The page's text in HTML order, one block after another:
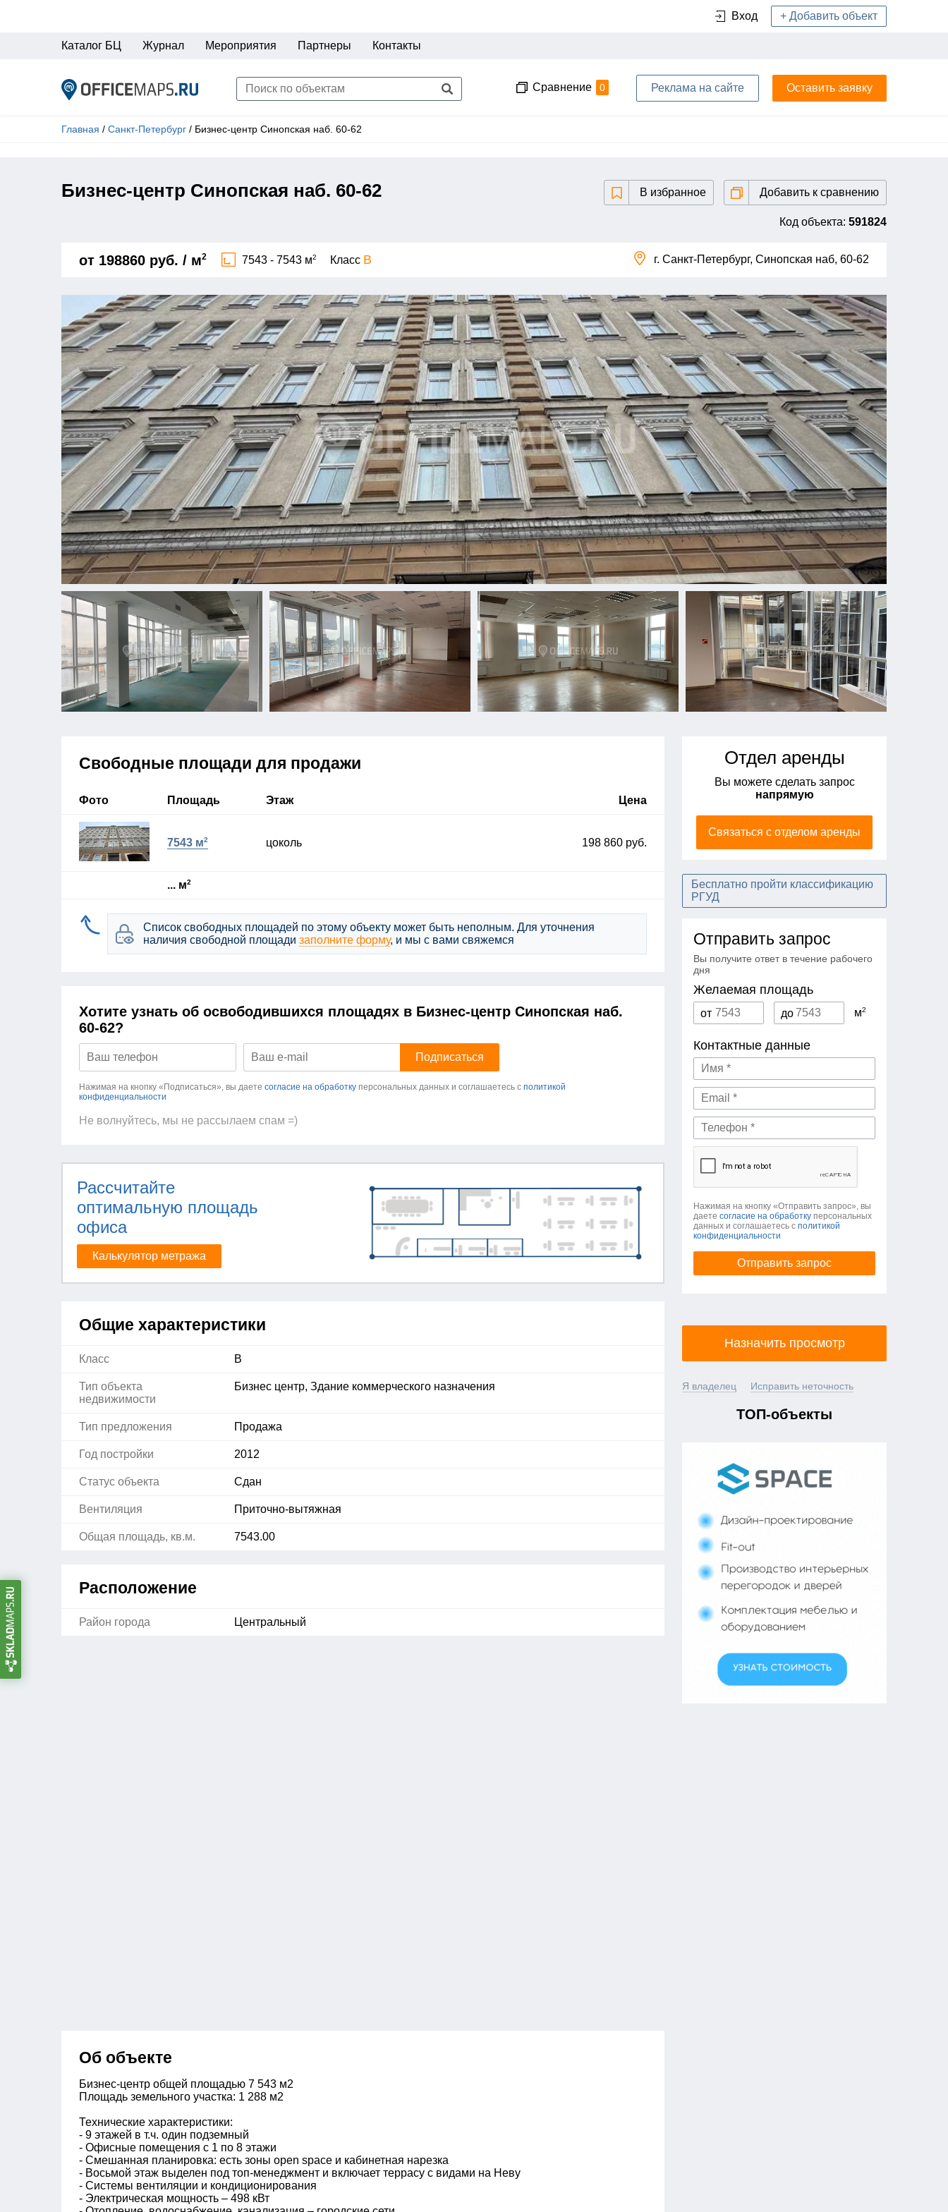
Вход + Добавить объект
Каталог БЦ Журнал Мероприятия Партнеры Контакты
Сравнение 0 Реклама на сайте Оставить заявку
Главная / Санкт-Петербург / Бизнес-центр Синопская наб. 60-62
Бизнес-центр Синопская наб. 60-62 В избранное Добавить к сравнению
Код объекта: 591824
от 198860 руб. / м2 7543 - 7543 м2 Класс B г. Санкт-Петербург, Синопская наб, 60-62
Отдел аренды
Вы можете сделать запрос
напрямую
Связаться с отделом аренды
Бесплатно пройти классификацию
РГУД
Отправить запрос
Вы получите ответ в течение рабочего
дня
Желаемая площадь
от до м2
Контактные данные
Нажимая на кнопку «Отправить запрос», вы
даете согласие на обработку персональных
данных и соглашаетесь c политикой
конфиденциальности
Назначить просмотр
Я владелец Исправить неточность
ТОП-объекты
Свободные площади для продажи
Фото Площадь Этаж Цена
7543 м2 цоколь 198 860 руб.
... м2
Список свободных площадей по этому объекту может быть неполным. Для уточнения
наличия свободной площади заполните форму, и мы с вами свяжемся
Хотите узнать об освободившихся площадях в Бизнес-центр Синопская наб.
60-62?
Нажимая на кнопку «Подписаться», вы даете согласие на обработку персональных данных и соглашаетесь c политикой
конфиденциальности
Не волнуйтесь, мы не рассылаем спам =)
Рассчитайте
оптимальную площадь
офиса
Калькулятор метража
Общие характеристики
Класс B
Тип объекта
недвижимости
Бизнес центр, Здание коммерческого назначения
Тип предложения Продажа
Год постройки 2012
Статус объекта Сдан
Вентиляция Приточно-вытяжная
Общая площадь, кв.м. 7543.00
Расположение
Район города Центральный
Об объекте
Бизнес-центр общей площадью 7 543 м2
Площадь земельного участка: 1 288 м2
Технические характеристики:
- 9 этажей в т.ч. один подземный
- Офисные помещения с 1 по 8 этажи
- Смешанная планировка: есть зоны open space и кабинетная нарезка
- Восьмой этаж выделен под топ-менеджмент и включает террасу с видами на Неву
- Системы вентиляции и кондиционирования
- Электрическая мощность – 498 кВт